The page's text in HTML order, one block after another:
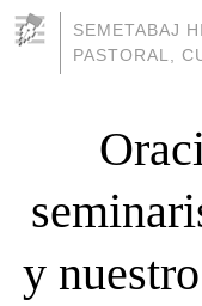
SEMETABAJ
PASTORAL,
y